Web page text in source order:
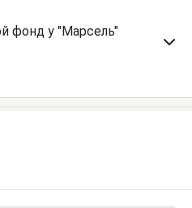
фонд у "Марсель"